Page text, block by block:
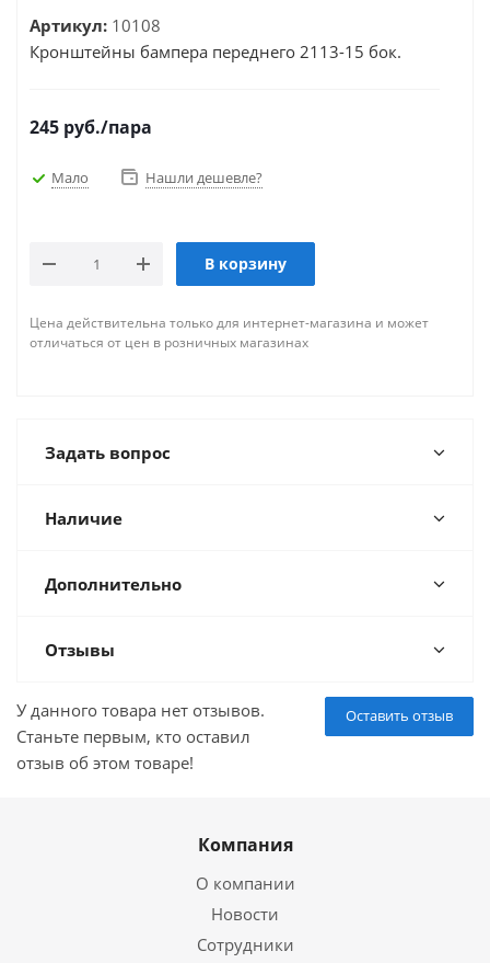
Артикул: 10108
Кронштейны бампера переднего 2113-15 бок.
245 руб./пара
Мало Нашли дешевле?
В корзину
Цена действительна только для интернет-магазина и может
отличаться от цен в розничных магазинах
Задать вопрос
Наличие
Дополнительно
Отзывы
Оставить отзыв
У данного товара нет отзывов.
Станьте первым, кто оставил
отзыв об этом товаре!
Компания
О компании
Новости
Сотрудники